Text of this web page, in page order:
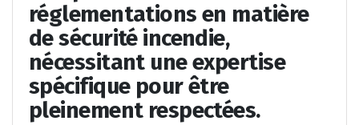
réglementations en matière
de sécurité incendie,
nécessitant une expertise
spécifique pour être
pleinement respectées.